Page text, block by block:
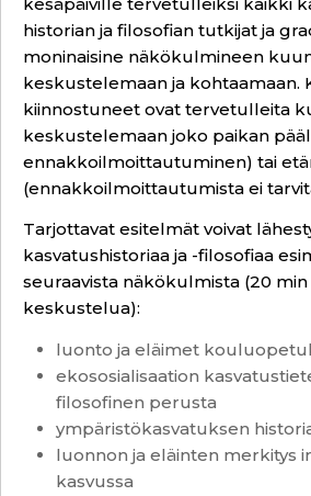
historian ja filosofian tutkijat ja
moninaisine näkökulmineen
keskustelemaan ja kohtaamaan.
kiinnostuneet ovat tervetulleita
keskustelemaan joko paikan
ennakkoilmoittautuminen) tai
(ennakkoilmoittautumista ei
Tarjottavat esitelmät voivat
kasvatushistoriaa ja -filosofiaa
seuraavista näkökulmista (20 min
keskustelua):
luonto ja eläimet
ekososialisaation
filosofinen perusta
ympäristökasvatuksen
luonnon ja eläinten merkitys
kasvussa